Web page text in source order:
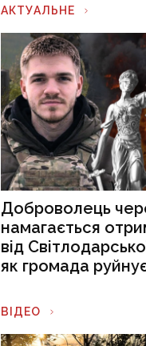
АКТУАЛЬНЕ
Доброволець
намагається
від
як громада
ВІДЕО